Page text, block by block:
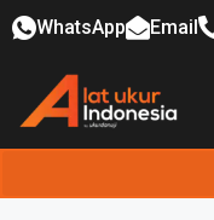
WhatsApp Email